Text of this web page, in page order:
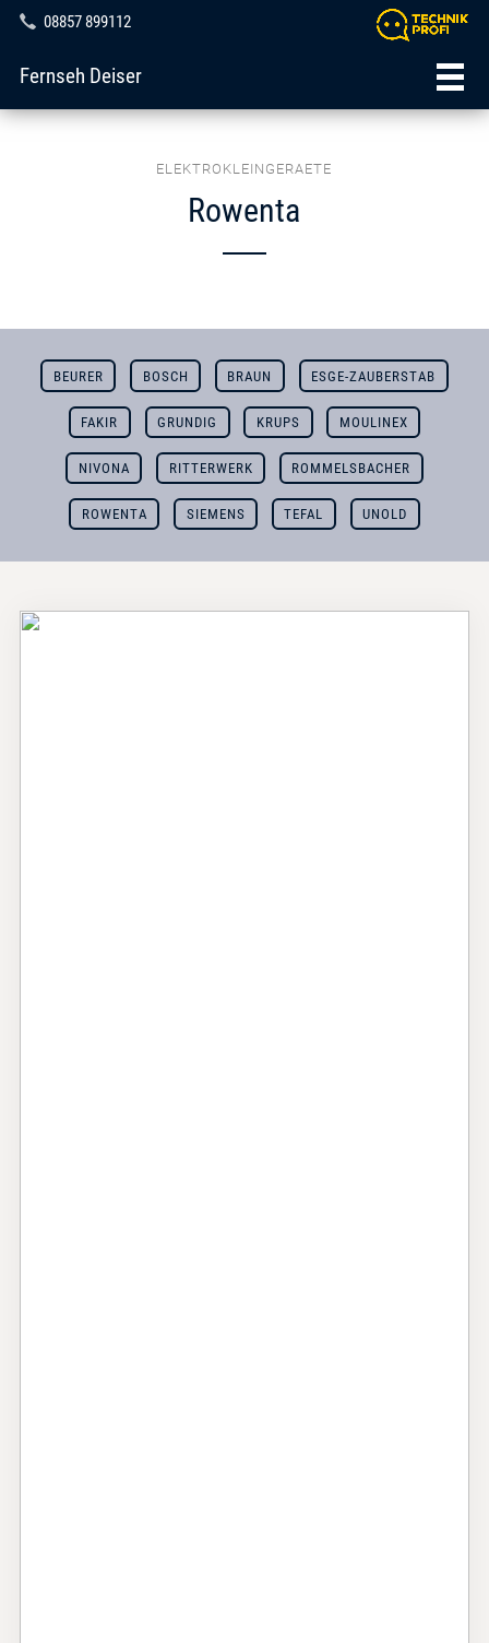
08857 899112
Fernseh Deiser
ELEKTROKLEINGERAETE
Rowenta
BEURER BOSCH BRAUN ESGE-ZAUBERSTAB
FAKIR GRUNDIG KRUPS MOULINEX
NIVONA RITTERWERK ROMMELSBACHER
ROWENTA SIEMENS TEFAL UNOLD